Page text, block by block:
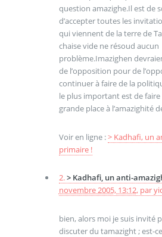
question amazighe.Il est de
d’accepter toutes les
qui viennent de la terre de
chaise vide ne résoud aucun
problème.Imazighen
de l’opposition pour de
continuer à faire de la
le plus important est de faire
grande place à l’amazighité
Voir en ligne :> Kadhafi, un
primaire !
2.> Kadhafi, un anti-
novembre 2005, 13:12, par
bien, alors moi je suis invité
discuter du tamazight ; est-